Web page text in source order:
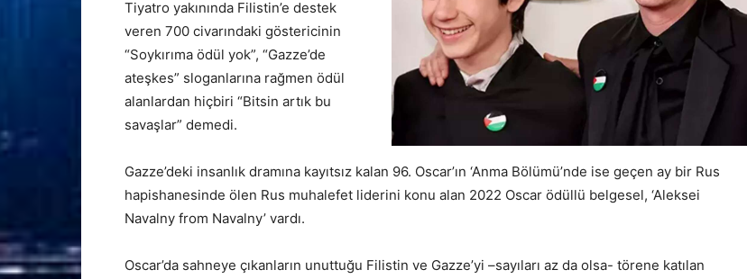
Tiyatro yakınında Filistin’e destek
veren 700 civarındaki göstericinin
“Soykırıma ödül yok”, “Gazze’de
ateşkes” sloganlarına rağmen ödül
alanlardan hiçbiri “Bitsin artık bu
savaşlar” demedi.
Gazze’deki insanlık dramına kayıtsız kalan 96. Oscar’ın ‘Anma Bölümü’nde ise geçen ay bir Rus
hapishanesinde ölen Rus muhalefet liderini konu alan 2022 Oscar ödüllü belgesel, ‘Aleksei
Navalny from Navalny’ vardı.
Oscar’da sahneye çıkanların unuttuğu Filistin ve Gazze’yi –sayıları az da olsa- törene katılan